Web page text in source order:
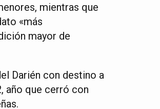
mientras que
«más
mayor de
Darién con destino a
año que cerró con